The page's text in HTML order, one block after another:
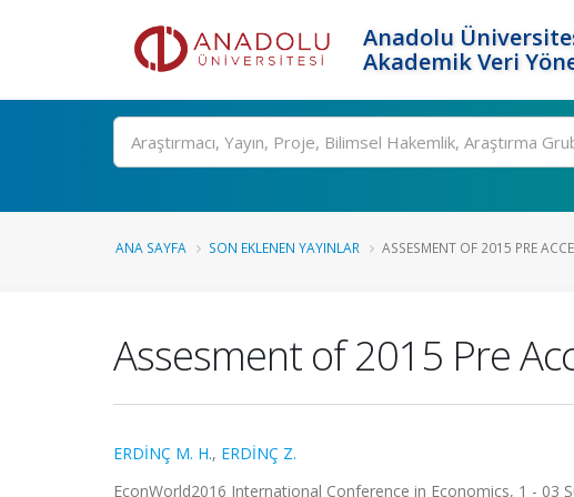
Anadolu
Akademik Veri
Ara
ANA SAYFA SON EKLENEN YAYINLAR ASSESMENT OF 2015 PRE
Assesment of 2015 Pre
ERDİNÇ M. H., ERDİNÇ Z.
EconWorld2016 International Conference in Economics, 1 - 03